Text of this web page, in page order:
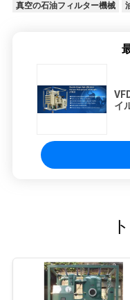
真空の石油フィルター機械
イ